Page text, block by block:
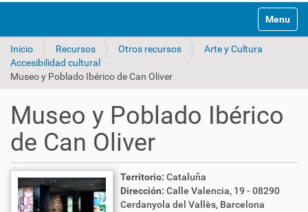
Mostrar/
Inicio Recursos Otros recursos
Arte y Cultura
Accesibilidad cultural
Museo y Poblado Ibérico de Can Oliver
Museo y Poblado Ibérico
de Can Oliver
Territorio: Cataluña
Dirección: Calle Valencia, 19 - 08290
Cerdanyola del Vallès, Barcelona